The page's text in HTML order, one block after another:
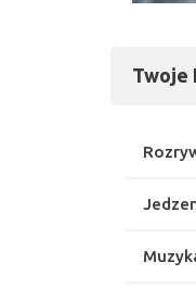
Twoje